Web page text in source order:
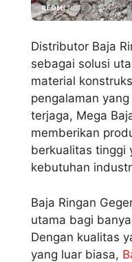
Distributor Baja
sebagai solusi
material
pengalaman
terjaga, Mega
memberikan
berkualitas tinggi
kebutuhan
Baja Ringan
utama bagi
Dengan kualitas
yang luar biasa,